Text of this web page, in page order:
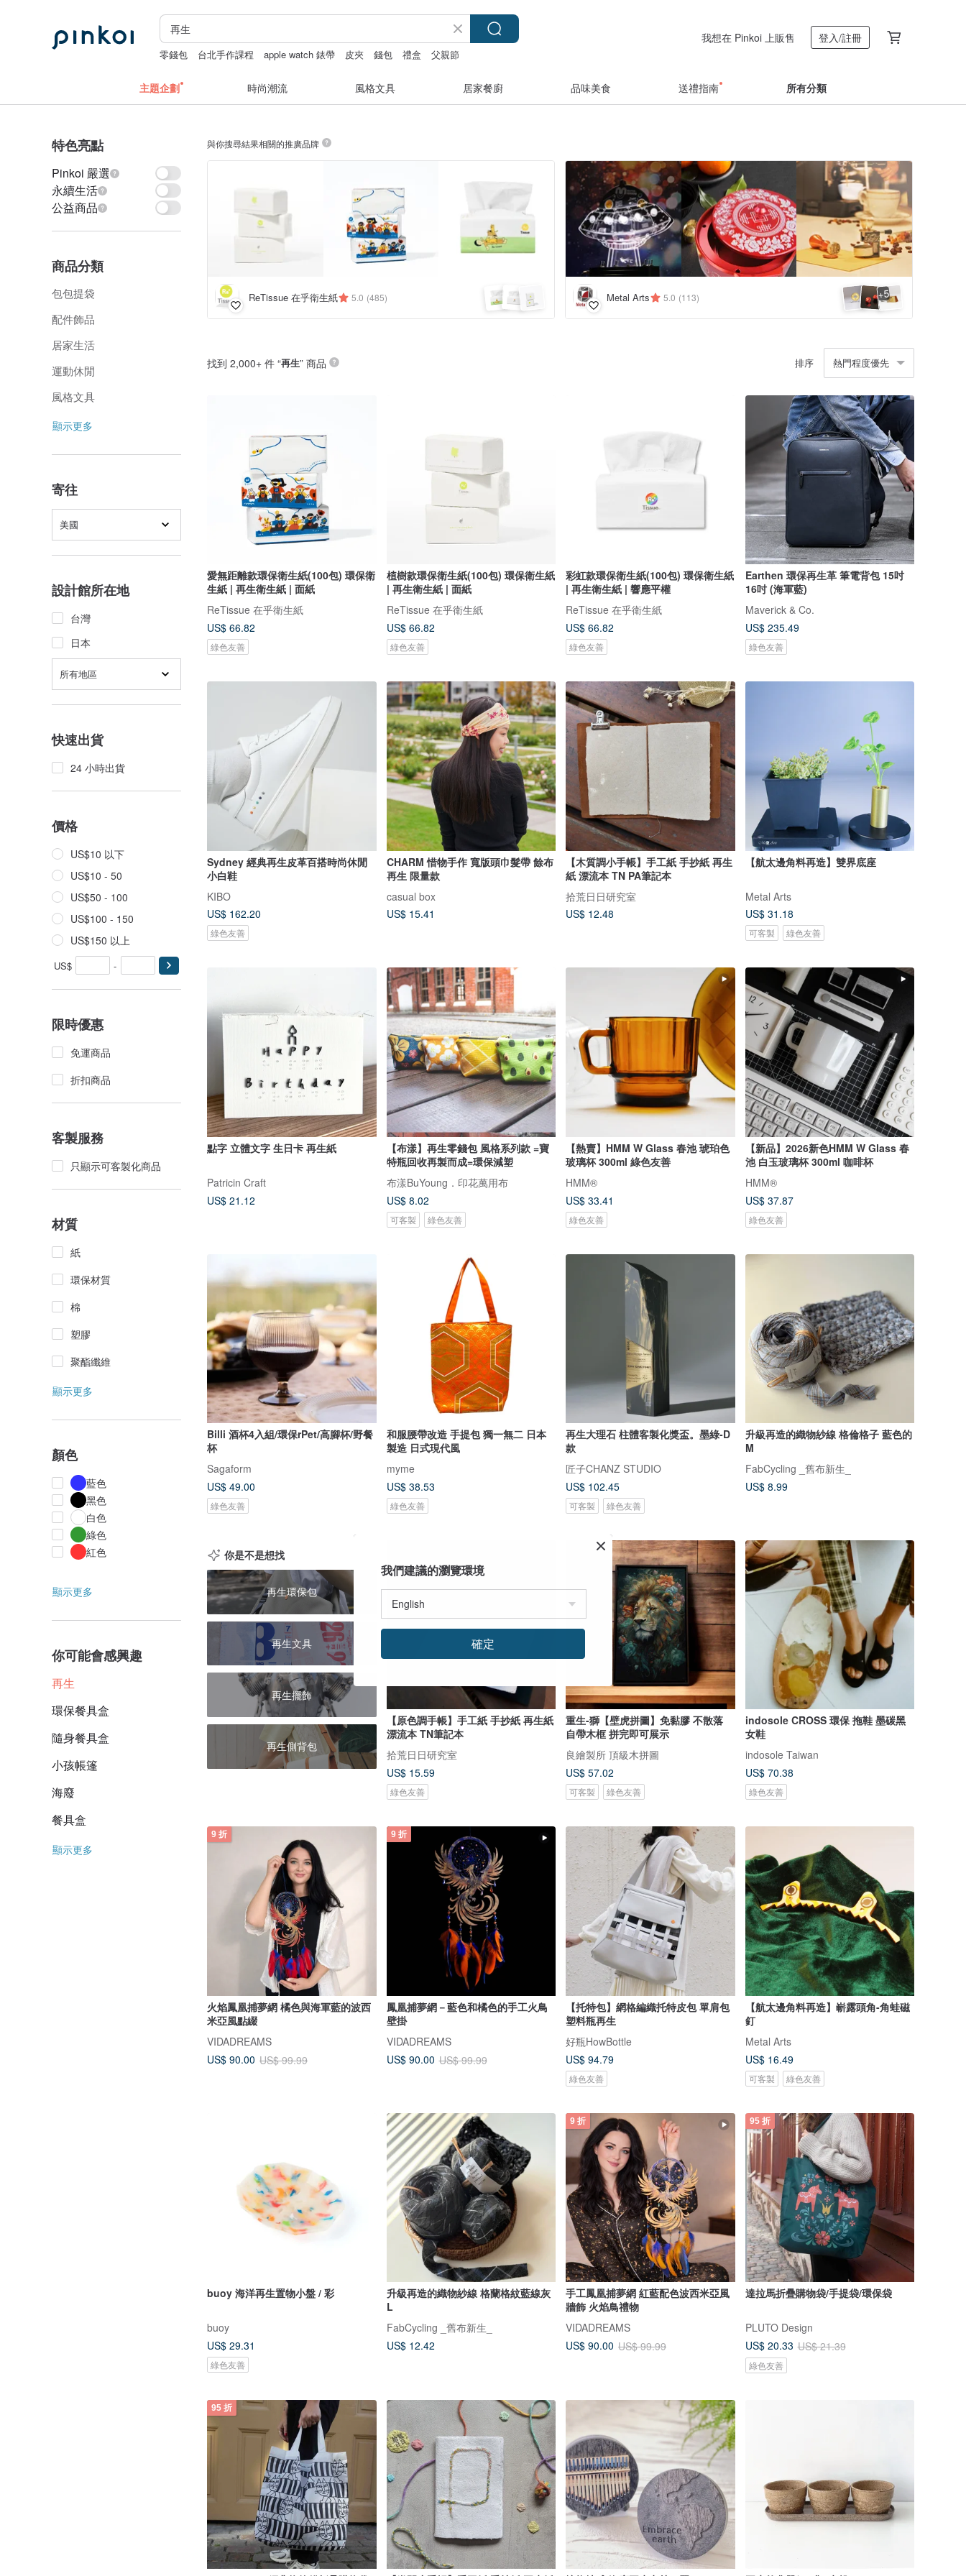
零錢包 台北手作課程 apple watch 錶帶 皮夾 錢包 禮盒
父親節
我想在 Pinkoi 上販售 登入/註冊
主題企劃 時尚潮流 風格文具 居家餐廚 品味美食 送禮指南 所有分類
特色亮點
Pinkoi 嚴選
永續生活
公益商品
商品分類
包包提袋
配件飾品
居家生活
運動休閒
風格文具
顯示更多
寄往
美國
設計館所在地
台灣
日本
所有地區
快速出貨
24 小時出貨
價格
US$10 以下
US$10 - 50
US$50 - 100
US$100 - 150
US$150 以上
US$ -
限時優惠
免運商品
折扣商品
客製服務
只顯示可客製化商品
材質
紙
環保材質
棉
塑膠
聚酯纖維
顯示更多
顏色
藍色
黑色
白色
綠色
紅色
顯示更多
你可能會感興趣
再生
環保餐具盒
隨身餐具盒
小孩帳篷
海廢
餐具盒
顯示更多
與你搜尋結果相關的推廣品牌
ReTissue 在乎衛生紙 5.0 (485) Metal Arts 5.0 (113) +5
找到 2,000+ 件 “再生” 商品 排序 熱門程度優先
愛無距離款環保衛生紙(100包) 環保衛
生紙 | 再生衛生紙 | 面紙
ReTissue 在乎衛生紙
US$ 66.82
綠色友善
植樹款環保衛生紙(100包) 環保衛生紙
| 再生衛生紙 | 面紙
ReTissue 在乎衛生紙
US$ 66.82
綠色友善
彩虹款環保衛生紙(100包) 環保衛生紙
| 再生衛生紙 | 響應平權
ReTissue 在乎衛生紙
US$ 66.82
綠色友善
Earthen 環保再生革 筆電背包 15吋
16吋 (海軍藍)
Maverick & Co.
US$ 235.49
綠色友善
Sydney 經典再生皮革百搭時尚休閒
小白鞋
KIBO
US$ 162.20
綠色友善
CHARM 惜物手作 寬版頭巾髮帶 餘布
再生 限量款
casual box
US$ 15.41
【木質調小手帳】手工紙 手抄紙 再生
紙 漂流本 TN PA筆記本
拾荒日日研究室
US$ 12.48
【航太邊角料再造】雙界底座
Metal Arts
US$ 31.18
可客製 綠色友善
點字 立體文字 生日卡 再生紙
Patricin Craft
US$ 21.12
【布漾】再生零錢包 風格系列款 =寶
特瓶回收再製而成=環保減塑
布漾BuYoung．印花萬用布
US$ 8.02
可客製 綠色友善
【熱賣】HMM W Glass 春池 琥珀色
玻璃杯 300ml 綠色友善
HMM®
US$ 33.41
綠色友善
【新品】2026新色HMM W Glass 春
池 白玉玻璃杯 300ml 咖啡杯
HMM®
US$ 37.87
綠色友善
Billi 酒杯4入組/環保rPet/高腳杯/野餐
杯
Sagaform
US$ 49.00
綠色友善
和服腰帶改造 手提包 獨一無二 日本
製造 日式現代風
myme
US$ 38.53
綠色友善
再生大理石 柱體客製化獎盃。墨綠-D
款
匠子CHANZ STUDIO
US$ 102.45
可客製 綠色友善
升級再造的織物紗線 格倫格子 藍色的
M
FabCycling _舊布新生_
US$ 8.99
你是不是想找
再生環保包
再生文具
再生擺飾
再生側背包
【原色調手帳】手工紙 手抄紙 再生紙
漂流本 TN筆記本
拾荒日日研究室
US$ 15.59
綠色友善
重生-獅【壁虎拼圖】免黏膠 不散落
自帶木框 拼完即可展示
良繪製所 頂級木拼圖
US$ 57.02
可客製 綠色友善
indosole CROSS 環保 拖鞋 墨碳黑
女鞋
indosole Taiwan
US$ 70.38
綠色友善
9 折
火焰鳳凰捕夢網 橘色與海軍藍的波西
米亞風點綴
VIDADREAMS
US$ 90.00 US$ 99.99
9 折
鳳凰捕夢網－藍色和橘色的手工火鳥
壁掛
VIDADREAMS
US$ 90.00 US$ 99.99
【托特包】網格編織托特皮包 單肩包
塑料瓶再生
好瓶HowBottle
US$ 94.79
綠色友善
【航太邊角料再造】嶄露頭角-角蛙磁
釘
Metal Arts
US$ 16.49
可客製 綠色友善
buoy 海洋再生置物小盤 / 彩
buoy
US$ 29.31
綠色友善
升級再造的織物紗線 格蘭格紋藍線灰
L
FabCycling _舊布新生_
US$ 12.42
9 折
手工鳳凰捕夢網 紅藍配色波西米亞風
牆飾 火焰鳥禮物
VIDADREAMS
US$ 90.00 US$ 99.99
95 折
達拉馬折疊購物袋/手提袋/環保袋
PLUTO Design
US$ 20.33 US$ 21.39
綠色友善
95 折
我們建議的瀏覽環境
確定